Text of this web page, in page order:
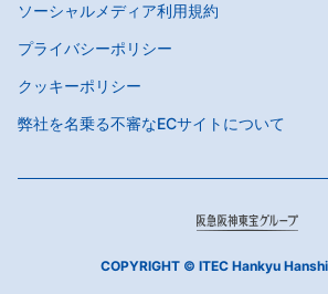
ソーシャルメディア利用規約
プライバシーポリシー
クッキーポリシー
弊社を名乗る不審なECサイトについて
COPYRIGHT © ITEC Hankyu